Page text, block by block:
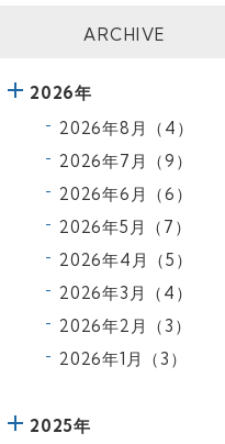
ARCHIVE
2026年
2026年8月（4）
2026年7月（9）
2026年6月（6）
2026年5月（7）
2026年4月（5）
2026年3月（4）
2026年2月（3）
2026年1月（3）
2025年